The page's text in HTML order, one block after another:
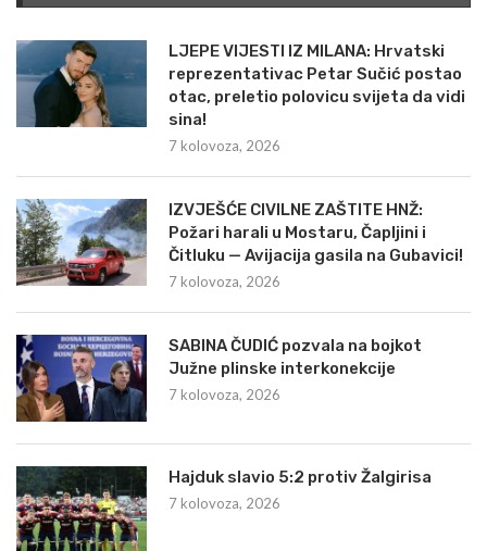
LJEPE VIJESTI IZ MILANA: Hrvatski
reprezentativac Petar Sučić postao
otac, preletio polovicu svijeta da vidi
sina!
7 kolovoza, 2026
IZVJEŠĆE CIVILNE ZAŠTITE HNŽ:
Požari harali u Mostaru, Čapljini i
Čitluku — Avijacija gasila na Gubavici!
7 kolovoza, 2026
SABINA ČUDIĆ pozvala na bojkot
Južne plinske interkonekcije
7 kolovoza, 2026
Hajduk slavio 5:2 protiv Žalgirisa
7 kolovoza, 2026